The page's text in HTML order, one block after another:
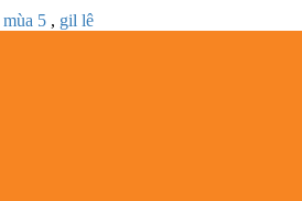
mùa 5 , gil lê